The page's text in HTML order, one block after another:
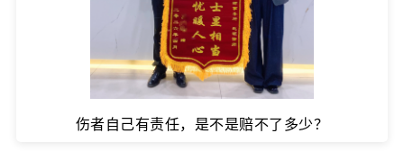
伤者自己有责任，是不是赔不了多少？